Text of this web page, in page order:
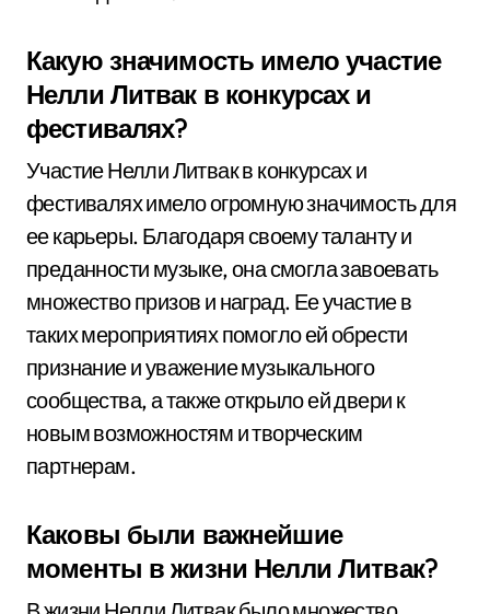
Какую значимость имело участие
Нелли Литвак в конкурсах и
фестивалях?
Участие Нелли Литвак в конкурсах и
фестивалях имело огромную значимость для
ее карьеры. Благодаря своему таланту и
преданности музыке, она смогла завоевать
множество призов и наград. Ее участие в
таких мероприятиях помогло ей обрести
признание и уважение музыкального
сообщества, а также открыло ей двери к
новым возможностям и творческим
партнерам.
Каковы были важнейшие
моменты в жизни Нелли Литвак?